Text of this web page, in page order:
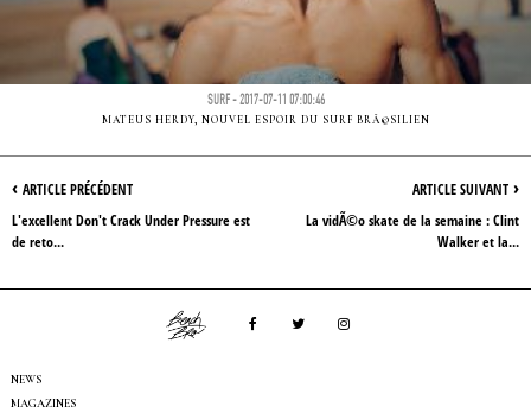
SURF - 2017-07-11 07:00:46
MATEUS HERDY, NOUVEL ESPOIR DU SURF BRÃ©SILIEN
ARTICLE SUIVANT ›
La vidÃ©o skate de la semaine : Clint
Walker et la...
‹ ARTICLE PRÉCÉDENT
L'excellent Don't Crack Under Pressure est
de reto...
NEWS
MAGAZINES